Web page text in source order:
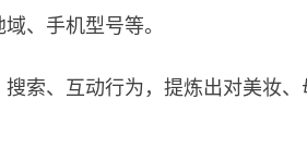
、手机型号等。
索、互动行为，提炼出对美妆